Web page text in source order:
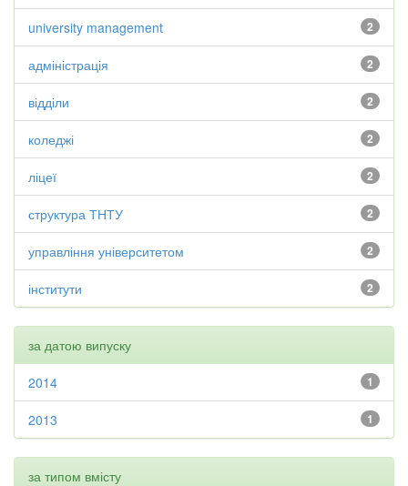
2
university management
2
адміністрація
2
відділи
2
коледжі
2
ліцеї
2
структура ТНТУ
2
управління університетом
2
інститути
за датою випуску
1
2014
1
2013
за типом вмісту